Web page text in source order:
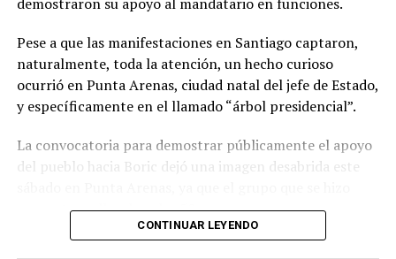
vehículos robados que están siendo ingresados en
nuestra isla, entre otros delitos que se suscitan al no
contar con el personal necesario que resguarde
nuestras costas”.
Pese a que las manifestaciones en Santiago captaron,
naturalmente, toda la atención, un hecho curioso
ocurrió en Punta Arenas, ciudad natal del jefe de Estado,
y específicamente en el llamado “árbol presidencial”.
La convocatoria para demostrar públicamente el apoyo
del pueblo hacia Boric dejó una imagen desabrida este
presente no llegaba a las 50 personas.
CONTINUAR LEYENDO